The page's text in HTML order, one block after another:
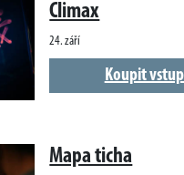
Climax
24. září
Koupit
Mapa ticha